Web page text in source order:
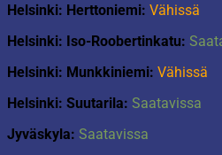
Helsinki: Herttoniemi: Vähissä
Helsinki: Iso-Roobertinkatu:
Helsinki: Munkkiniemi: Vähissä
Helsinki: Suutarila: Saatavissa
Jyväskyla: Saatavissa